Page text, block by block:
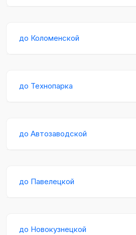
до Коломенской
до Технопарка
до Автозаводской
до Павелецкой
до Новокузнецкой